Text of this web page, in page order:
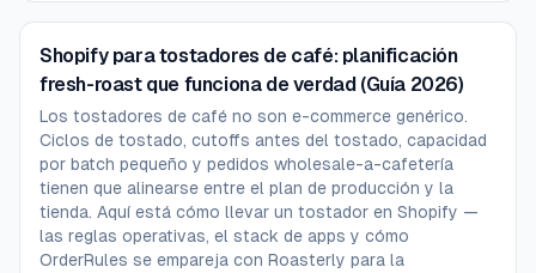
Shopify para tostadores de café: planificación
fresh-roast que funciona de verdad (Guía 2026)
Los tostadores de café no son e-commerce genérico.
Ciclos de tostado, cutoffs antes del tostado, capacidad
por batch pequeño y pedidos wholesale-a-cafetería
tienen que alinearse entre el plan de producción y la
tienda. Aquí está cómo llevar un tostador en Shopify —
las reglas operativas, el stack de apps y cómo
OrderRules se empareja con Roasterly para la